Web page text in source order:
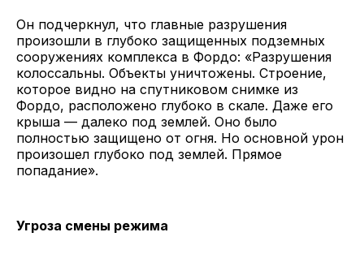
Он подчеркнул, что главные разрушения
произошли в глубоко защищенных подземных
сооружениях комплекса в Фордо: «Разрушения
колоссальны. Объекты уничтожены. Строение,
которое видно на спутниковом снимке из
Фордо, расположено глубоко в скале. Даже его
крыша — далеко под землей. Оно было
полностью защищено от огня. Но основной урон
произошел глубоко под землей. Прямое
попадание».
Угроза смены режима